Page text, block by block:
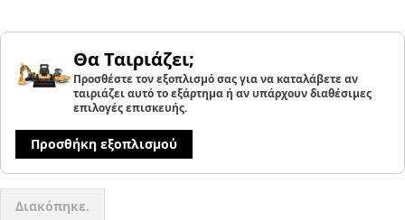
Θα Ταιριάζει;
Προσθέστε τον εξοπλισμό σας για να καταλάβετε αν
ταιριάζει αυτό το εξάρτημα ή αν υπάρχουν διαθέσιμες
επιλογές επισκευής.
Προσθήκη εξοπλισμού
Διακόπηκε.